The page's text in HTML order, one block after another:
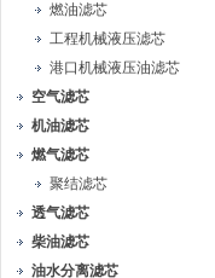
燃油滤芯
工程机械液压滤芯
港口机械液压油滤芯
空气滤芯
机油滤芯
燃气滤芯
聚结滤芯
透气滤芯
柴油滤芯
油水分离滤芯